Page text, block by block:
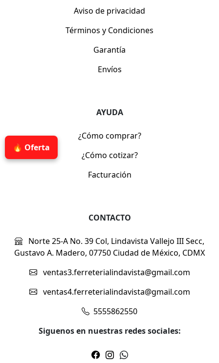
🔥 Oferta
Aviso de privacidad
Términos y Condiciones
Garantía
Envíos
AYUDA
¿Cómo comprar?
¿Cómo cotizar?
Facturación
CONTACTO
Norte 25-A No. 39 Col, Lindavista Vallejo III Secc,
Gustavo A. Madero, 07750 Ciudad de México, CDMX
ventas3.ferreterialindavista@gmail.com
ventas4.ferreterialindavista@gmail.com
5555862550
Siguenos en nuestras redes sociales: